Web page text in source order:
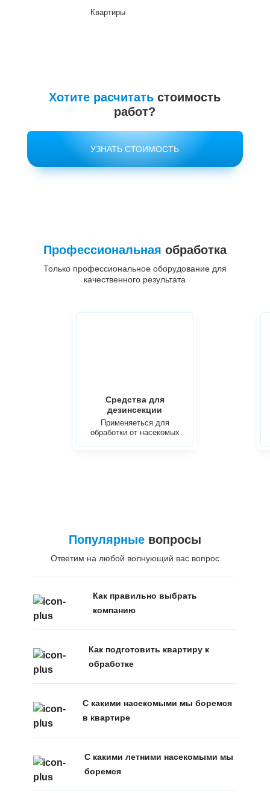
Квартиры
Хотите расчитать стоимость
работ?
УЗНАТЬ СТОИМОСТЬ
Профессиональная обработка
Только профессиональное оборудование для
качественного результата
Средства для
дезинсекции
Применяеться для
обработки от насекомых
Популярныевопросы
Ответим на любой волнующий вас вопрос
Как правильно выбрать
компанию
Как подготовить квартиру к
обработке
С какими насекомыми мы боремся
в квартире
С какими летними насекомыми мы
боремся